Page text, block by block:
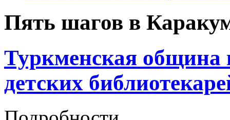
Пять шагов в
Туркменская община
детских